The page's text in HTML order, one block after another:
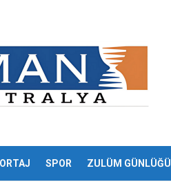
SPOR ZULÜM GÜNLÜĞÜ